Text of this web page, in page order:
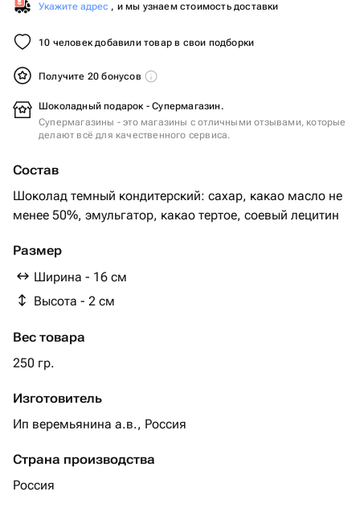
Укажите адрес , и мы узнаем стоимость доставки
10 человек добавили товар в свои подборки
Получите 20 бонусов
Шоколадный подарок - Супермагазин.
Супермагазины - это магазины с отличными отзывами, которые
делают всё для качественного сервиса.
Состав
Шоколад темный кондитерский: сахар, какао масло не
менее 50%, эмульгатор, какао тертое, соевый лецитин
Размер
Ширина - 16 см
Высота - 2 см
Вес товара
250 гр.
Изготовитель
Ип веремьянина а.в., Россия
Страна производства
Россия